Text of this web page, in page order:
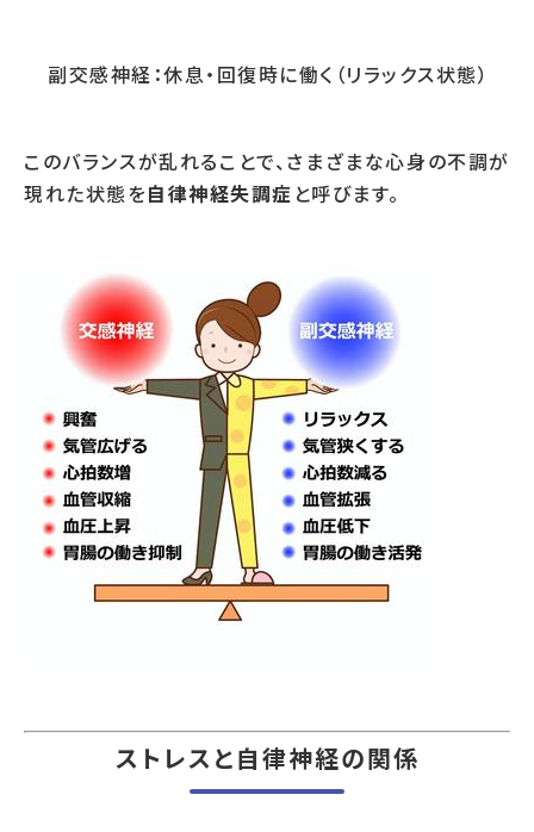
副交感神経：休息・回復時に働く（リラックス状態）
このバランスが乱れることで、さまざまな心身の不調が
現れた状態を自律神経失調症 と呼びます。
ストレスと自律神経の関係